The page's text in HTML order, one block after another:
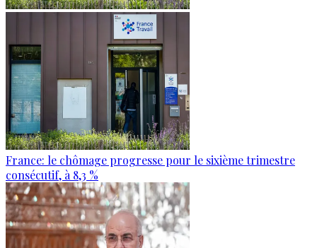
France: le chômage progresse pour le sixième trimestre
consécutif, à 8,3 %